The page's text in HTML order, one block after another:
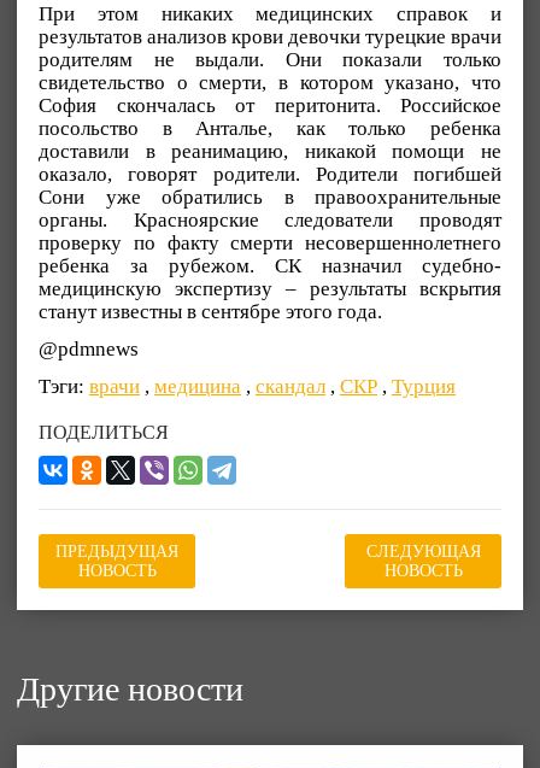
При этом никаких медицинских справок и
результатов анализов крови девочки турецкие врачи
родителям не выдали. Они показали только
свидетельство о смерти, в котором указано, что
София скончалась от перитонита. Российское
посольство в Анталье, как только ребенка
доставили в реанимацию, никакой помощи не
оказало, говорят родители. Родители погибшей
Сони уже обратились в правоохранительные
органы. Красноярские следователи проводят
проверку по факту смерти несовершеннолетнего
ребенка за рубежом. СК назначил судебно-
медицинскую экспертизу – результаты вскрытия
станут известны в сентябре этого года.
@pdmnews
Тэги: врачи , медицина , скандал , СКР , Турция
ПОДЕЛИТЬСЯ
ПРЕДЫДУЩАЯ
НОВОСТЬ
СЛЕДУЮЩАЯ
НОВОСТЬ
Другие новости